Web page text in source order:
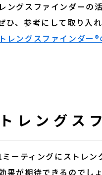
ングスファインダーの
レングスファインダー®︎
レングス
ーティングにストレン
果が期待できるのでしょ